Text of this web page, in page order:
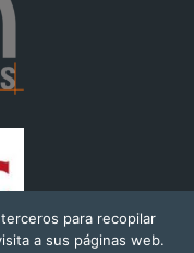
para recopilar
a sus páginas web.